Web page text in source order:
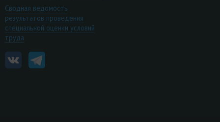
Сводная ведомость
результатов проведения
специальной оценки условий
труда